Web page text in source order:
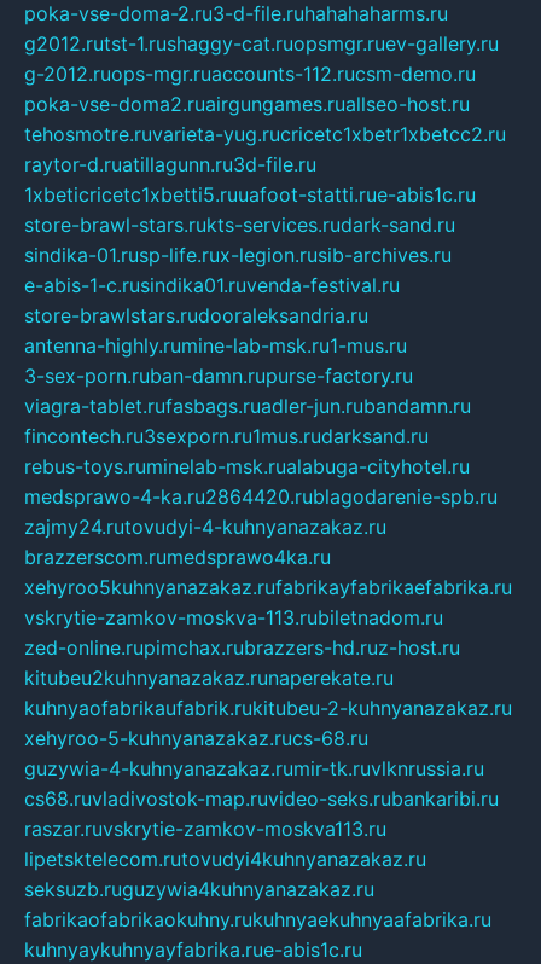
poka-vse-doma-2.ru3-d-file.ruhahahaharms.ru
g2012.rutst-1.rushaggy-cat.ruopsmgr.ruev-gallery.ru
g-2012.ruops-mgr.ruaccounts-112.rucsm-demo.ru
poka-vse-doma2.ruairgungames.ruallseo-host.ru
tehosmotre.ruvarieta-yug.rucricetc1xbetr1xbetcc2.ru
raytor-d.ruatillagunn.ru3d-file.ru
1xbeticricetc1xbetti5.ruuafoot-statti.rue-abis1c.ru
store-brawl-stars.rukts-services.rudark-sand.ru
sindika-01.rusp-life.rux-legion.rusib-archives.ru
e-abis-1-c.rusindika01.ruvenda-festival.ru
store-brawlstars.rudooraleksandria.ru
antenna-highly.rumine-lab-msk.ru1-mus.ru
3-sex-porn.ruban-damn.rupurse-factory.ru
viagra-tablet.rufasbags.ruadler-jun.rubandamn.ru
fincontech.ru3sexporn.ru1mus.rudarksand.ru
rebus-toys.ruminelab-msk.rualabuga-cityhotel.ru
medsprawo-4-ka.ru2864420.rublagodarenie-spb.ru
zajmy24.rutovudyi-4-kuhnyanazakaz.ru
brazzerscom.rumedsprawo4ka.ru
xehyroo5kuhnyanazakaz.rufabrikayfabrikaefabrika.ru
vskrytie-zamkov-moskva-113.rubiletnadom.ru
zed-online.rupimchax.rubrazzers-hd.ruz-host.ru
kitubeu2kuhnyanazakaz.runaperekate.ru
kuhnyaofabrikaufabrik.rukitubeu-2-kuhnyanazakaz.ru
xehyroo-5-kuhnyanazakaz.rucs-68.ru
guzywia-4-kuhnyanazakaz.rumir-tk.ruvlknrussia.ru
cs68.ruvladivostok-map.ruvideo-seks.rubankaribi.ru
raszar.ruvskrytie-zamkov-moskva113.ru
lipetsktelecom.rutovudyi4kuhnyanazakaz.ru
seksuzb.ruguzywia4kuhnyanazakaz.ru
fabrikaofabrikaokuhny.rukuhnyaekuhnyaafabrika.ru
kuhnyaykuhnyayfabrika.rue-abis1c.ru